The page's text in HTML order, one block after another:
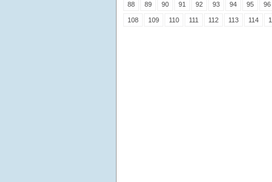
88 89 90 91 92 93 94 95 96
108 109 110 111 112 113 114